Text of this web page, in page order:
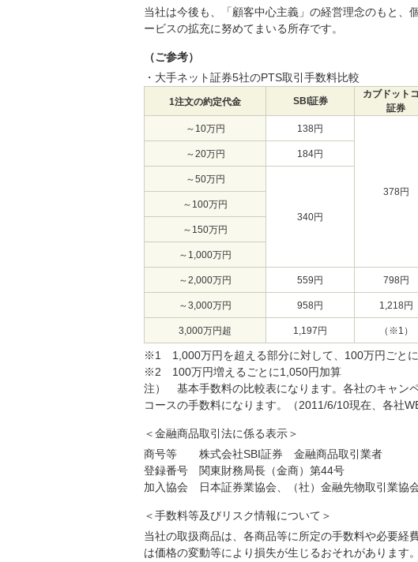
当社は今後も、「顧客中心主義」の経営理念のもと
ービスの拡充に努めてまいる所存です。
（ご参考）
・大手ネット証券5社のPTS取引手数料比較
1注文の約定代金 SBI証券
カブドット
証券
～10万円 138円
378円
～20万円 184円
～50万円
340円
～100万円
～150万円
～1,000万円
～2,000万円 559円 798円
～3,000万円 958円 1,218円
3,000万円超 1,197円 （※1）
※1 1,000万円を超える部分に対して、100万円ごと
※2 100万円増えるごとに1,050円加算
注） 基本手数料の比較表になります。各社のキャン
コースの手数料になります。（2011/6/10現在、各社
＜金融商品取引法に係る表示＞
商号等 株式会社SBI証券 金融商品取引業者
登録番号 関東財務局長（金商）第44号
加入協会 日本証券業協会、（社）金融先物取引業協
＜手数料等及びリスク情報について＞
当社の取扱商品は、各商品等に所定の手数料や必要
は価格の変動等により損失が生じるおそれがあります